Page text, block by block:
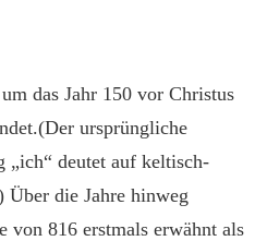
das Jahr 150 vor Christus
ursprüngliche
„ich“ deutet auf keltisch-
die Jahre hinweg
von 816 erstmals erwähnt als